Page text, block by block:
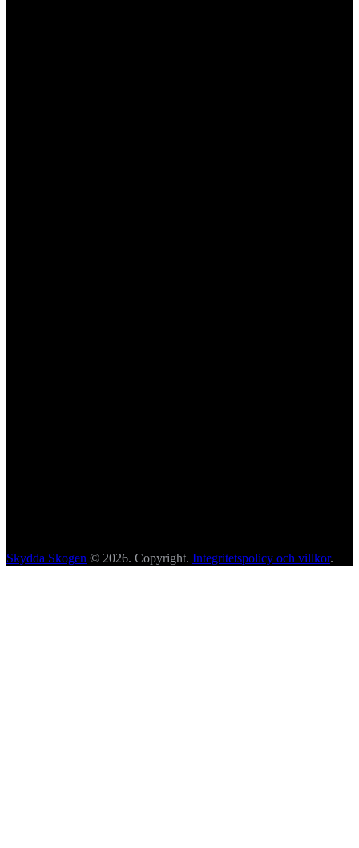
Skydda Skogen © 2026. Copyright. Integritetspolicy och villkor.